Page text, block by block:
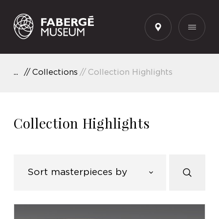
EN
Collections Collection Highlights
Collection Highlights
Sort masterpieces by